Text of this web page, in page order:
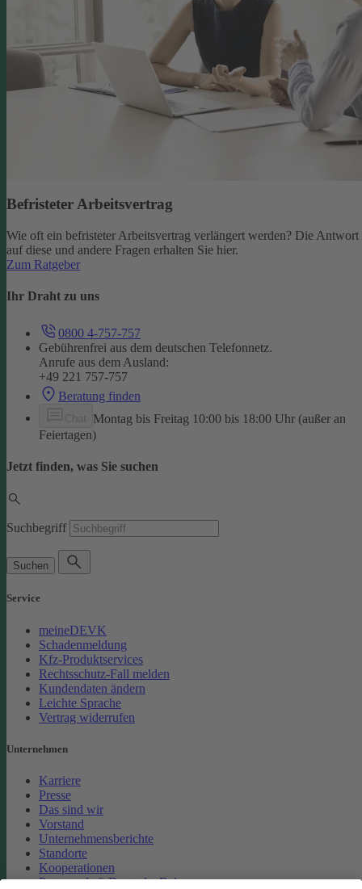
Befristeter Arbeitsvertrag
Wie oft ein befristeter Arbeitsvertrag verlängert werden? Die Antwort
auf diese und andere Fragen erhalten Sie hier.
Zum Ratgeber
Ihr Draht zu uns
0800 4-757-757
Gebührenfrei aus dem deutschen Telefonnetz.
Anrufe aus dem Ausland:
+49 221 757-757
Beratung finden
Montag bis Freitag 10:00 bis 18:00 Uhr (außer an
Feiertagen)
Jetzt finden, was Sie suchen
Suchbegriff
Suchen
Service
meineDEVK
Schadenmeldung
Kfz-Produktservices
Rechtsschutz-Fall melden
Kundendaten ändern
Leichte Sprache
Vertrag widerrufen
Unternehmen
Karriere
Presse
Das sind wir
Vorstand
Unternehmensberichte
Standorte
Kooperationen
Partnerschaft Deutsche Bahn